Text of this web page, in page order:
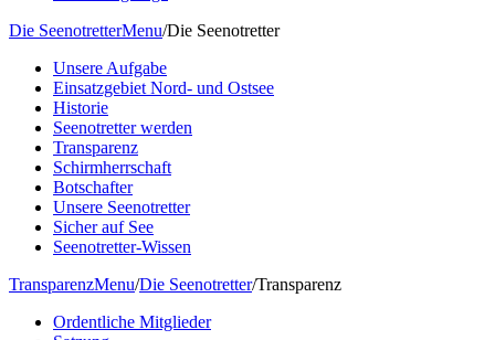
Die SeenotretterMenu/Die Seenotretter
Unsere Aufgabe
Einsatzgebiet Nord- und Ostsee
Historie
Seenotretter werden
Transparenz
Schirmherrschaft
Botschafter
Unsere Seenotretter
Sicher auf See
Seenotretter-Wissen
TransparenzMenu/Die Seenotretter/Transparenz
Ordentliche Mitglieder